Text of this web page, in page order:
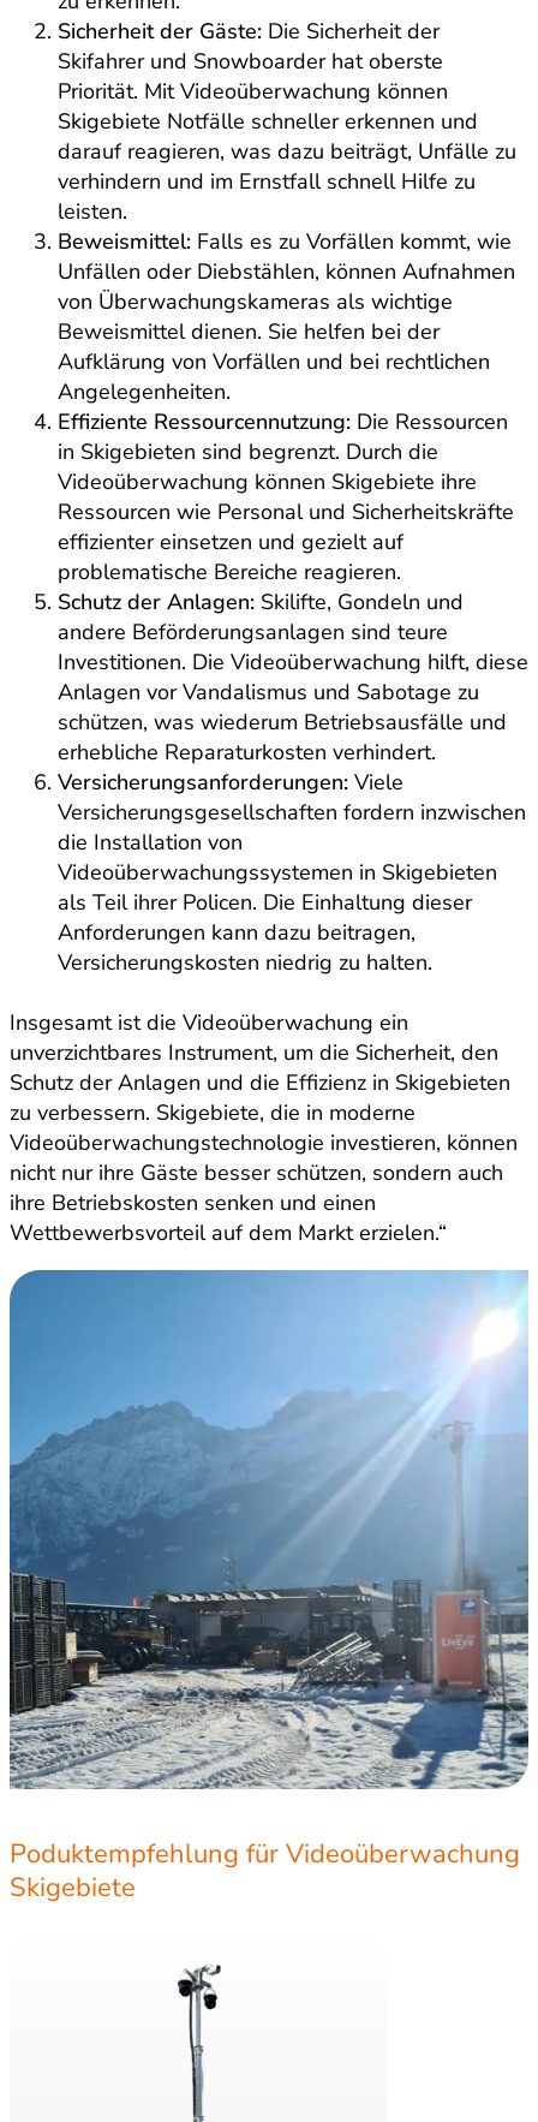
Sicherheit der Gäste: Die Sicherheit der
Skifahrer und Snowboarder hat oberste
Priorität. Mit Videoüberwachung können
Skigebiete Notfälle schneller erkennen und
darauf reagieren, was dazu beiträgt, Unfälle zu
verhindern und im Ernstfall schnell Hilfe zu
leisten.
Beweismittel: Falls es zu Vorfällen kommt, wie
Unfällen oder Diebstählen, können Aufnahmen
von Überwachungskameras als wichtige
Beweismittel dienen. Sie helfen bei der
Aufklärung von Vorfällen und bei rechtlichen
Angelegenheiten.
Effiziente Ressourcennutzung: Die Ressourcen
in Skigebieten sind begrenzt. Durch die
Videoüberwachung können Skigebiete ihre
Ressourcen wie Personal und Sicherheitskräfte
effizienter einsetzen und gezielt auf
problematische Bereiche reagieren.
Schutz der Anlagen: Skilifte, Gondeln und
andere Beförderungsanlagen sind teure
Investitionen. Die Videoüberwachung hilft, diese
Anlagen vor Vandalismus und Sabotage zu
schützen, was wiederum Betriebsausfälle und
erhebliche Reparaturkosten verhindert.
Versicherungsanforderungen: Viele
Versicherungsgesellschaften fordern inzwischen
die Installation von
Videoüberwachungssystemen in Skigebieten
als Teil ihrer Policen. Die Einhaltung dieser
Anforderungen kann dazu beitragen,
Versicherungskosten niedrig zu halten.
Insgesamt ist die Videoüberwachung ein
unverzichtbares Instrument, um die Sicherheit, den
Schutz der Anlagen und die Effizienz in Skigebieten
zu verbessern. Skigebiete, die in moderne
Videoüberwachungstechnologie investieren, können
nicht nur ihre Gäste besser schützen, sondern auch
ihre Betriebskosten senken und einen
Wettbewerbsvorteil auf dem Markt erzielen.“
Poduktempfehlung für Videoüberwachung
Skigebiete